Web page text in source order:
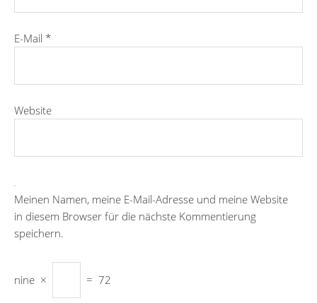
E-Mail *
Website
Meinen Namen, meine E-Mail-Adresse und meine Website
in diesem Browser für die nächste Kommentierung
speichern.
nine × = 72